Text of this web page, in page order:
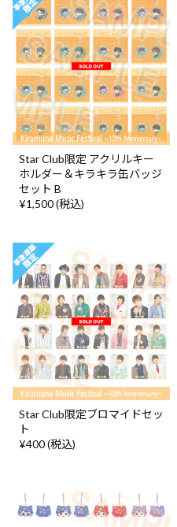
Star Club限定 アクリルキー
ホルダー＆キラキラ缶バッジ
セット B
¥1,500 (税込)
Star Club限定ブロマイドセッ
ト
¥400 (税込)